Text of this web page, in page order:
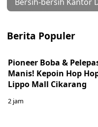
Berita Populer
Pioneer Boba &
Manis! Kepoin Hop
Lippo Mall Cikarang
2 jam